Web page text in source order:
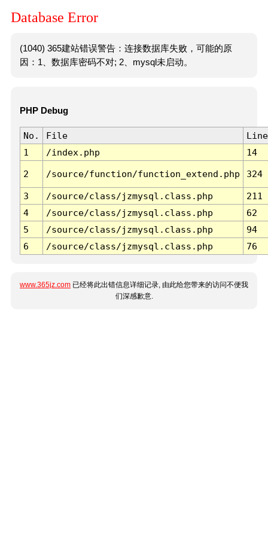
Database Error
(1040) 365建站错误警告：连接数据库失败，可能的原
因：1、数据库密码不对; 2、mysql未启动。
PHP Debug
No. File
Line
1
/index.php 14
2 /source/function/function_extend.php 324
3 /source/class/jzmysql.class.php
211
4
/source/class/jzmysql.class.php
62
5
/source/class/jzmysql.class.php
94
6
/source/class/jzmysql.class.php 76
www.365jz.com 已经将此出错信息详细记录, 由此给您带来的访问不便我
们深感歉意.